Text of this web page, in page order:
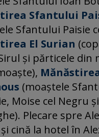
Sfantului
Sfantului Paisie
El Surian
şi părticele din
(moaştele
Moise cel Negru
Plecare spre
cină la hotel în